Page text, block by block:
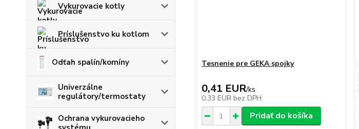
Vykurovacie kotly
Príslušenstvo ku kotlom
Odťah spalín/komíny
Univerzálne
regulátory/termostaty
Ochrana vykurovacieho
Tesnenie pre GEKA spojky
0,41 EUR/ks
0,33 EUR bez DPH
Pridať do košíka